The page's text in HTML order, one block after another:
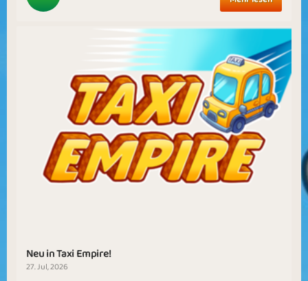
Neu in Taxi Empire!
27. Jul, 2026